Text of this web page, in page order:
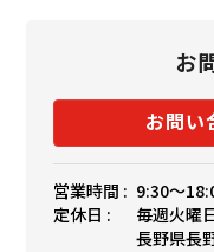
お
お問い
営業時間 : 9:30〜
定休日 :
毎週火曜
長野県長